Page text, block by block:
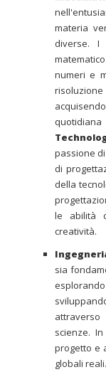
materia
diverse. I
numeri e
passione
di
della
le abilità
creatività.
sia
scienze.
progetto e
globali